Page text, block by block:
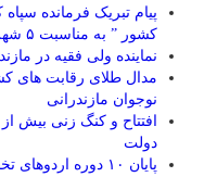
پیام تبریک فرمانده
کشور ” به مناسبت ۵ شهریورماه روز ملی کشتی
نماينده ولی فقیه در
مدال طلای رقابت های
نوجوان مازندرانی
دولت